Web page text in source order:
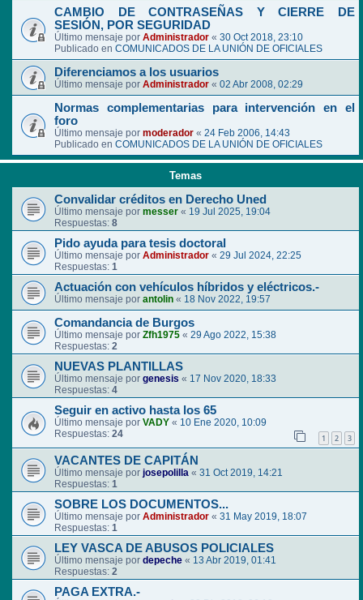
CAMBIO DE CONTRASEÑAS Y CIERRE DE
SESIÓN, POR SEGURIDAD
Último mensaje por Administrador « 30 Oct 2018, 23:10
Publicado en COMUNICADOS DE LA UNIÓN DE OFICIALES
Diferenciamos a los usuarios
Último mensaje por Administrador « 02 Abr 2008, 02:29
Normas complementarias para intervención en el
foro
Último mensaje por moderador « 24 Feb 2006, 14:43
Publicado en COMUNICADOS DE LA UNIÓN DE OFICIALES
Temas
Convalidar créditos en Derecho Uned
Último mensaje por messer « 19 Jul 2025, 19:04
Respuestas: 8
Pido ayuda para tesis doctoral
Último mensaje por Administrador « 29 Jul 2024, 22:25
Respuestas: 1
Actuación con vehículos híbridos y eléctricos.-
Último mensaje por antolin « 18 Nov 2022, 19:57
Comandancia de Burgos
Último mensaje por Zfh1975 « 29 Ago 2022, 15:38
Respuestas: 2
NUEVAS PLANTILLAS
Último mensaje por genesis « 17 Nov 2020, 18:33
Respuestas: 4
Seguir en activo hasta los 65
Último mensaje por VADY « 10 Ene 2020, 10:09
Respuestas: 24 1 2 3
VACANTES DE CAPITÁN
Último mensaje por josepolilla « 31 Oct 2019, 14:21
Respuestas: 1
SOBRE LOS DOCUMENTOS...
Último mensaje por Administrador « 31 May 2019, 18:07
Respuestas: 1
LEY VASCA DE ABUSOS POLICIALES
Último mensaje por depeche « 13 Abr 2019, 01:41
Respuestas: 2
PAGA EXTRA.-